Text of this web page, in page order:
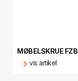
MØBELSKRUE
vis artikel